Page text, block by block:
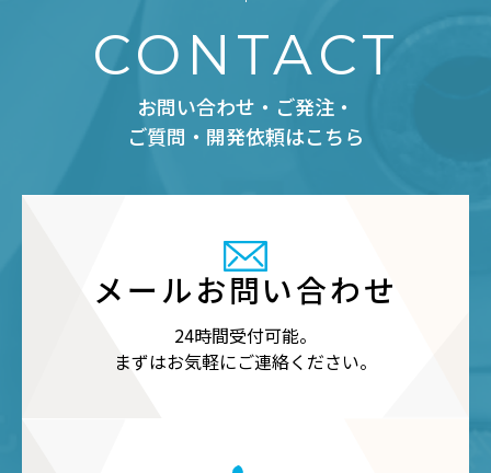
CONTACT
お問い合わせ・ご発注・
ご質問・開発依頼はこちら
メールお問い合わせ
24時間受付可能。
まずはお気軽にご連絡ください。